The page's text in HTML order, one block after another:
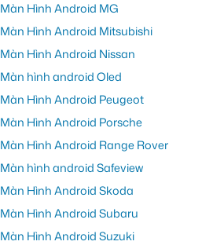
Màn Hình Android MG
Màn Hình Android Mitsubishi
Màn Hình Android Nissan
Màn hình android Oled
Màn Hình Android Peugeot
Màn Hình Android Porsche
Màn Hình Android Range Rover
Màn hình android Safeview
Màn Hình Android Skoda
Màn Hình Android Subaru
Màn Hình Android Suzuki